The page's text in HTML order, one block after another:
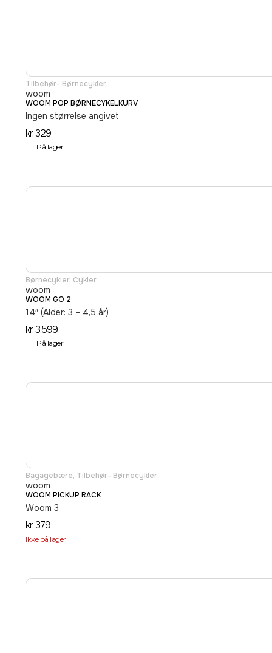
Tilbehør- Børnecykler
woom
WOOM POP BØRNECYKELKURV
Ingen størrelse angivet
kr.329
På lager
Børnecykler, Cykler
woom
WOOM GO 2
14″ (Alder: 3 – 4,5 år)
kr.3.599
På lager
Bagagebære, Tilbehør- Børnecykler
woom
WOOM PICKUP RACK
Woom 3
kr.379
Ikke på lager